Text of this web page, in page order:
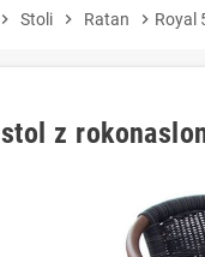
chevron_right Stoli chevron_right Ratan chevron_right Royal
z